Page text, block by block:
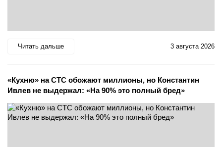
Читать дальше 3 августа 2026
«Кухню» на СТС обожают миллионы, но Константин
Ивлев не выдержал: «На 90% это полный бред»